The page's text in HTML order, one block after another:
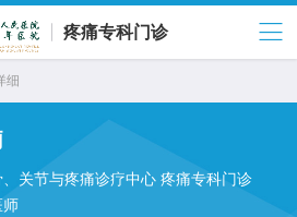
疼痛专科门诊
细
骨、关节与疼痛诊疗中心 疼痛专科门诊
师